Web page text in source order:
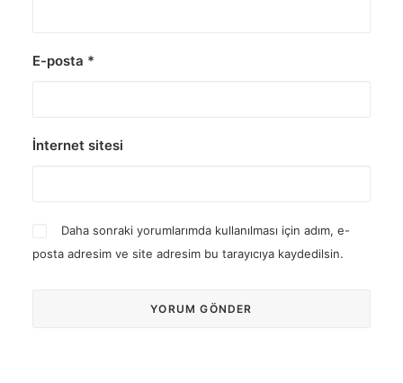
E-posta *
İnternet sitesi
Daha sonraki yorumlarımda kullanılması için adım, e-
posta adresim ve site adresim bu tarayıcıya kaydedilsin.